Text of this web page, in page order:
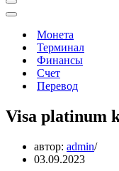
Меню
навигации
Меню
навигацииМонета
Терминал
Финансы
Счет
Перевод
Visa platinum
автор: admin
03.09.2023